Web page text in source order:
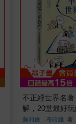
不正經世界名
解，20堂最好
課
蘇莉達．布哈維 著